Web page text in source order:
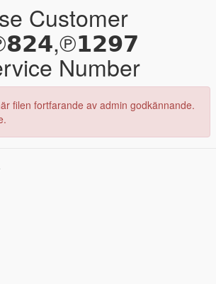
Customer
Number
filen fortfarande av admin godkännande.